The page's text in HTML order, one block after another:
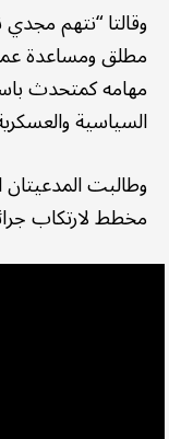
وقالتا “نتهم
مطلق ومساعدة
مهامه كمتحدث
السياسية
وطالبت المدعيتان
مخطط لارتكاب